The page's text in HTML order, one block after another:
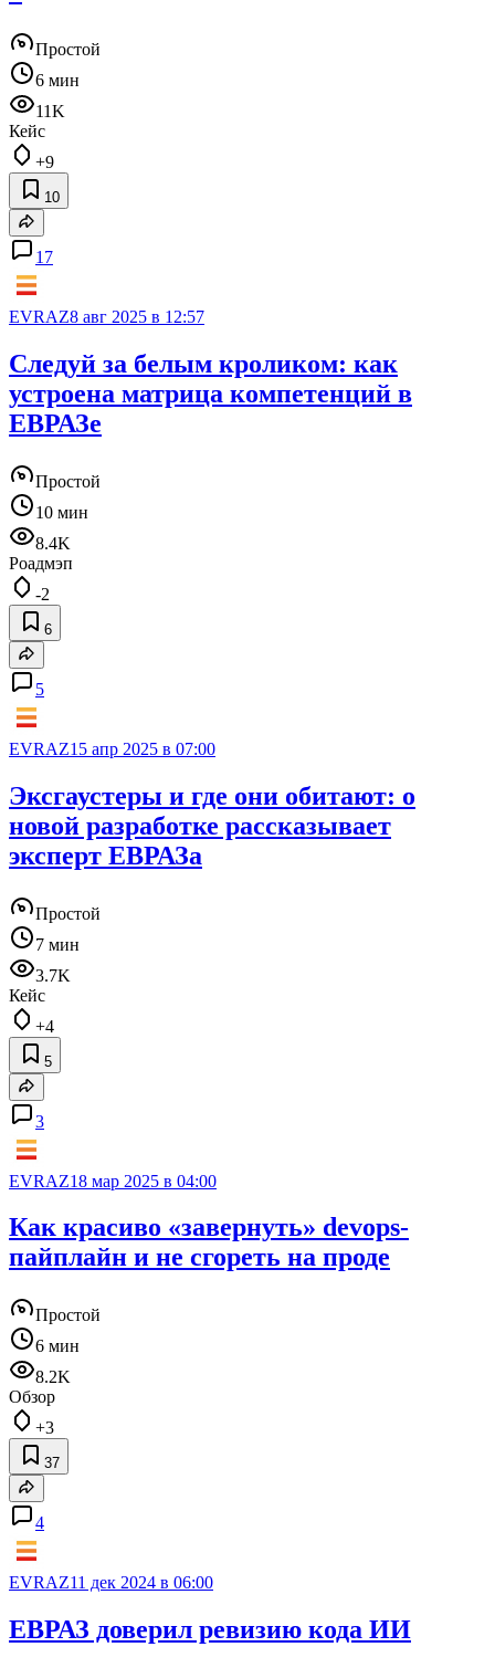
Простой
6 мин
11K
Кейс
+9
10
17
EVRAZ8 авг 2025 в 12:57
Следуй за белым кроликом: как
устроена матрица компетенций в
ЕВРАЗе
Простой
10 мин
8.4K
Роадмэп
-2
6
5
EVRAZ15 апр 2025 в 07:00
Эксгаустеры и где они обитают: о
новой разработке рассказывает
эксперт ЕВРАЗа
Простой
7 мин
3.7K
Кейс
+4
5
3
EVRAZ18 мар 2025 в 04:00
Как красиво «завернуть» devops-
пайплайн и не сгореть на проде
Простой
6 мин
8.2K
Обзор
+3
37
4
EVRAZ11 дек 2024 в 06:00
ЕВРАЗ доверил ревизию кода ИИ